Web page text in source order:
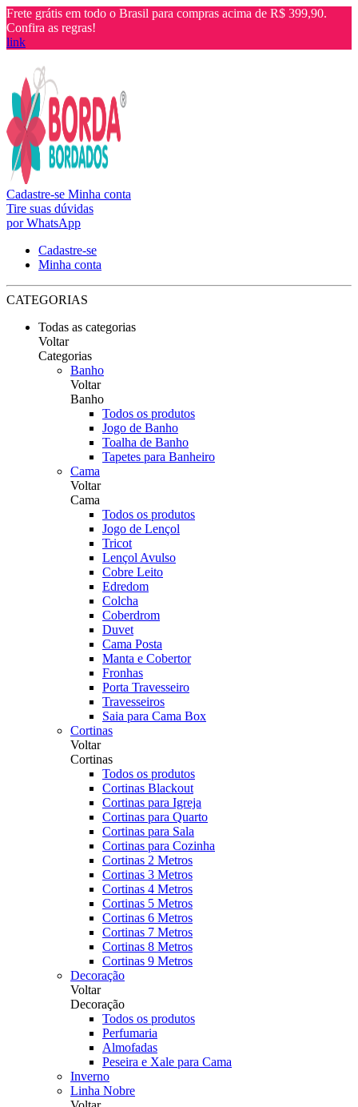
Frete grátis em todo o Brasil para compras acima de R$ 399,90.
Confira as regras!
link
Cadastre-se Minha conta
Tire suas dúvidas
por WhatsApp
Cadastre-se
Minha conta
CATEGORIAS
Todas as categorias
Voltar
Categorias
Banho
Voltar
Banho
Todos os produtos
Jogo de Banho
Toalha de Banho
Tapetes para Banheiro
Cama
Voltar
Cama
Todos os produtos
Jogo de Lençol
Tricot
Lençol Avulso
Cobre Leito
Edredom
Colcha
Coberdrom
Duvet
Cama Posta
Manta e Cobertor
Fronhas
Porta Travesseiro
Travesseiros
Saia para Cama Box
Cortinas
Voltar
Cortinas
Todos os produtos
Cortinas Blackout
Cortinas para Igreja
Cortinas para Quarto
Cortinas para Sala
Cortinas para Cozinha
Cortinas 2 Metros
Cortinas 3 Metros
Cortinas 4 Metros
Cortinas 5 Metros
Cortinas 6 Metros
Cortinas 7 Metros
Cortinas 8 Metros
Cortinas 9 Metros
Decoração
Voltar
Decoração
Todos os produtos
Perfumaria
Almofadas
Peseira e Xale para Cama
Inverno
Linha Nobre